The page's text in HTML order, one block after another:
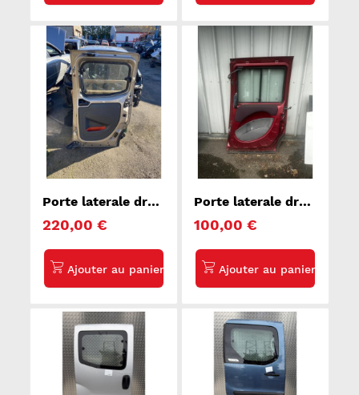
Porte laterale droit
220,00 €
Porte laterale droit
100,00 €